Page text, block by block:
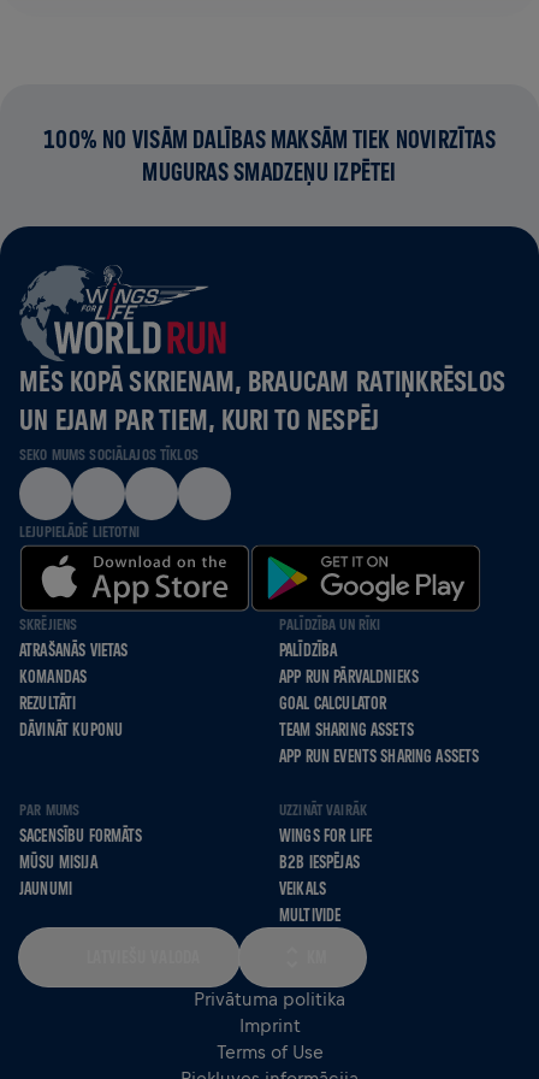
100% NO VISĀM DALĪBAS MAKSĀM TIEK NOVIRZĪTAS
MUGURAS SMADZEŅU IZPĒTEI
MĒS KOPĀ SKRIENAM, BRAUCAM RATIŅKRĒSLOS
UN EJAM PAR TIEM, KURI TO NESPĒJ
SEKO MUMS SOCIĀLAJOS TĪKLOS
LEJUPIELĀDĒ LIETOTNI
SKRĒJIENS
ATRAŠANĀS VIETAS
KOMANDAS
REZULTĀTI
DĀVINĀT KUPONU
PALĪDZĪBA UN RĪKI
PALĪDZĪBA
APP RUN PĀRVALDNIEKS
GOAL CALCULATOR
TEAM SHARING ASSETS
APP RUN EVENTS SHARING ASSETS
PAR MUMS
SACENSĪBU FORMĀTS
MŪSU MISIJA
JAUNUMI
UZZINĀT VAIRĀK
WINGS FOR LIFE
B2B IESPĒJAS
VEIKALS
MULTIVIDE
Privātuma politika
Imprint
Terms of Use